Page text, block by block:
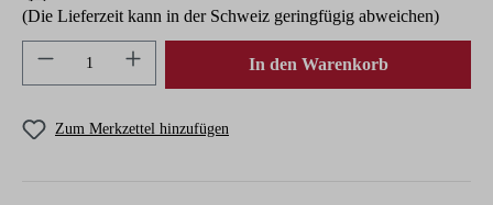
(Die Lieferzeit kann in der Schweiz geringfügig abweichen)
Produkt Anzahl: Gib den gewünschten Wert
In den Warenkorb
Zum Merkzettel hinzufügen